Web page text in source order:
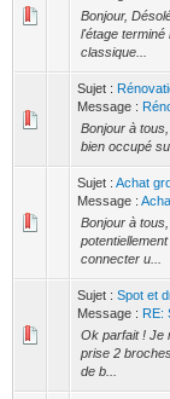
Bonjour,
l'étage terminé
classique...
Sujet :
Message :
Bonjour à
bien occupé
Sujet : Achat
Message :
Bonjour à
connecter u...
Sujet : Spot et
Message : RE:
Ok parfait ! Je
prise 2
de b...